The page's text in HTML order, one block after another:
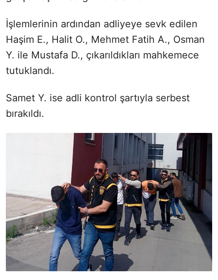
İşlemlerinin ardından adliyeye sevk edilen
Haşim E., Halit O., Mehmet Fatih A., Osman
Y. ile Mustafa D., çıkarıldıkları mahkemece
tutuklandı.
Samet Y. ise adli kontrol şartıyla serbest
bırakıldı.